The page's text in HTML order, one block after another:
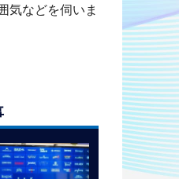
気などを伺いま